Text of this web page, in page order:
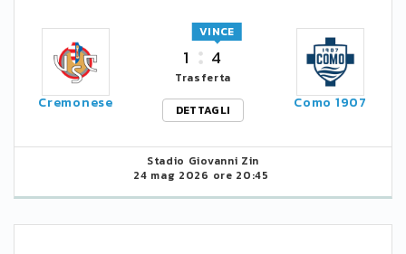
Cremonese
1 4
VINCE
Trasferta
DETTAGLI
Como 1907
Stadio Giovanni Zin
24 mag 2026 ore 20:45